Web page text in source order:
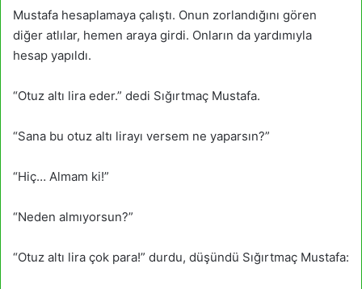
Mustafa hesaplamaya çalıştı. Onun zorlandığını gören
diğer atlılar, hemen araya girdi. Onların da yardımıyla
hesap yapıldı.
“Otuz altı lira eder.” dedi Sığırtmaç Mustafa.
“Sana bu otuz altı lirayı versem ne yaparsın?”
“Hiç… Almam ki!”
“Neden almıyorsun?”
“Otuz altı lira çok para!” durdu, düşündü Sığırtmaç Mustafa: